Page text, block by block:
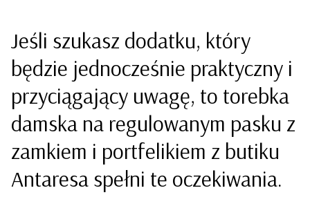
Jeśli szukasz dodatku, który
będzie jednocześnie praktyczny i
przyciągający uwagę, to torebka
damska na regulowanym pasku z
zamkiem i portfelikiem z butiku
Antaresa spełni te oczekiwania.